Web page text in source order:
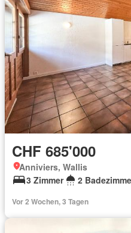
CHF 685'000
Anniviers, Wallis
3 Zimmer
2
Vor 2 Wochen, 3 Tagen